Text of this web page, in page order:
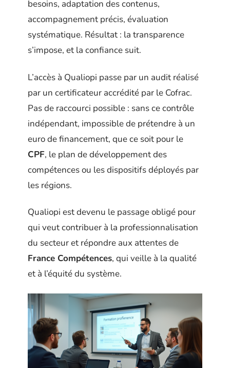
besoins, adaptation des contenus,
accompagnement précis, évaluation
systématique. Résultat : la transparence
s’impose, et la confiance suit.
L’accès à Qualiopi passe par un audit réalisé
par un certificateur accrédité par le Cofrac.
Pas de raccourci possible : sans ce contrôle
indépendant, impossible de prétendre à un
euro de financement, que ce soit pour le
CPF, le plan de développement des
compétences ou les dispositifs déployés par
les régions.
Qualiopi est devenu le passage obligé pour
qui veut contribuer à la professionnalisation
du secteur et répondre aux attentes de
France Compétences, qui veille à la qualité
et à l’équité du système.